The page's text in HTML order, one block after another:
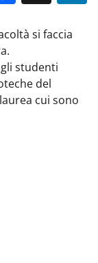
si faccia
studenti
del
cui sono